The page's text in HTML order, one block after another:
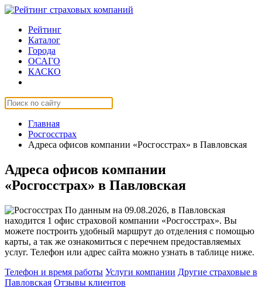
Рейтинг
Каталог
Города
ОСАГО
КАСКО
Главная
Росгосстрах
Адреса офисов компании «Росгосстрах» в Павловская
Адреса офисов компании
«Росгосстрах» в Павловская
По данным на 09.08.2026, в Павловская
находится 1 офис страховой компании «Росгосстрах». Вы
можете построить удобный маршрут до отделения с помощью
карты, а так же ознакомиться с перечнем предоставляемых
услуг. Телефон или адрес сайта можно узнать в таблице ниже.
Телефон и время работы Услуги компании Другие страховые в
Павловская Отзывы клиентов